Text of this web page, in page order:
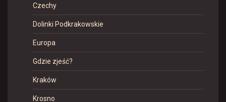
Czechy
Dolinki Podkrakowskie
Europa
Gdzie zjeść?
Kraków
Krosno